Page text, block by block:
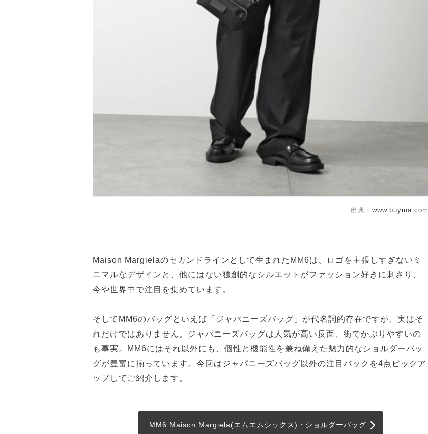
出典： www.buyma.com
Maison Margielaのセカンドラインとして生まれたMM6は、ロゴを主張しすぎないミ
ニマルなデザインと、他にはない独創的なシルエットがファッション好きに刺さり、
今や世界中で注目を集めています。
そしてMM6のバッグといえば「ジャパニーズバッグ」が代名詞的存在ですが、実はそ
れだけではありません。ジャパニーズバッグは人気が高い反面、街でかぶりやすいの
も事実。MM6にはそれ以外にも、個性と機能性を兼ね備えた魅力的なショルダーバッ
グが豊富に揃っています。今回はジャパニーズバッグ以外の注目バックを4点ピックア
ップしてご紹介します。
MM6 Maison Margiela(エムエムシックス)・ショルダーバッグ